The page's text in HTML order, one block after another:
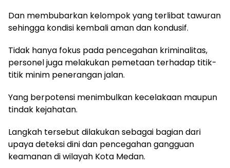
Dan membubarkan kelompok yang terlibat tawuran
sehingga kondisi kembali aman dan kondusif.
Tidak hanya fokus pada pencegahan kriminalitas,
personel juga melakukan pemetaan terhadap titik-
titik minim penerangan jalan.
Yang berpotensi menimbulkan kecelakaan maupun
tindak kejahatan.
Langkah tersebut dilakukan sebagai bagian dari
upaya deteksi dini dan pencegahan gangguan
keamanan di wilayah Kota Medan.